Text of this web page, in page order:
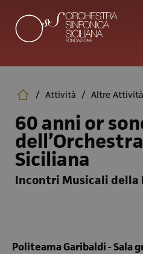
contenuto
principale
/ Attività / Altre Attività
60 anni or
Siciliana
Incontri Musicali della
Politeama Garibaldi - Sala